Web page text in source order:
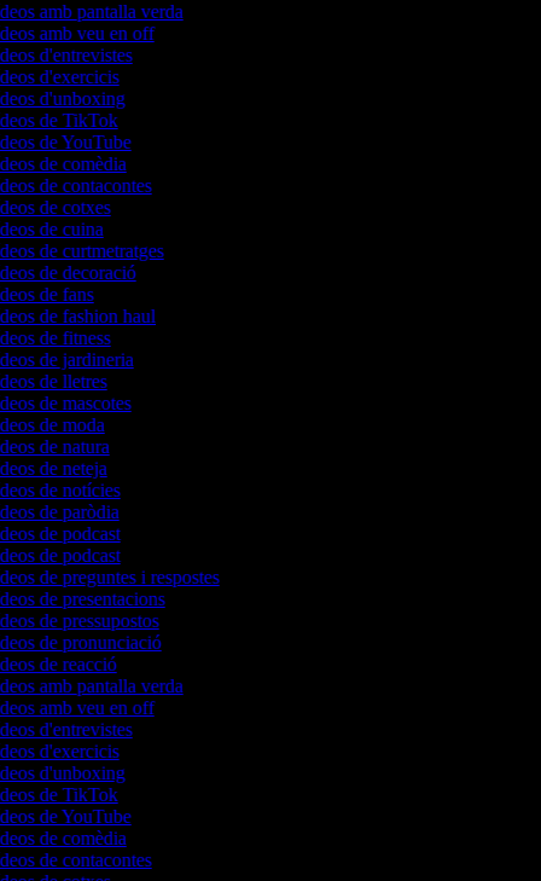
amb pantalla verda
amb veu en off
d'entrevistes
d'exercicis
d'unboxing
de TikTok
de YouTube
de comèdia
de contacontes
de cotxes
de cuina
de curtmetratges
de decoració
de fans
de fashion haul
de fitness
de jardineria
de lletres
de mascotes
de moda
de natura
de neteja
de notícies
de paròdia
de podcast
de podcast
de preguntes i respostes
de presentacions
de pressupostos
de pronunciació
de reacció
amb pantalla verda
amb veu en off
d'entrevistes
d'exercicis
d'unboxing
de TikTok
de YouTube
de comèdia
de contacontes